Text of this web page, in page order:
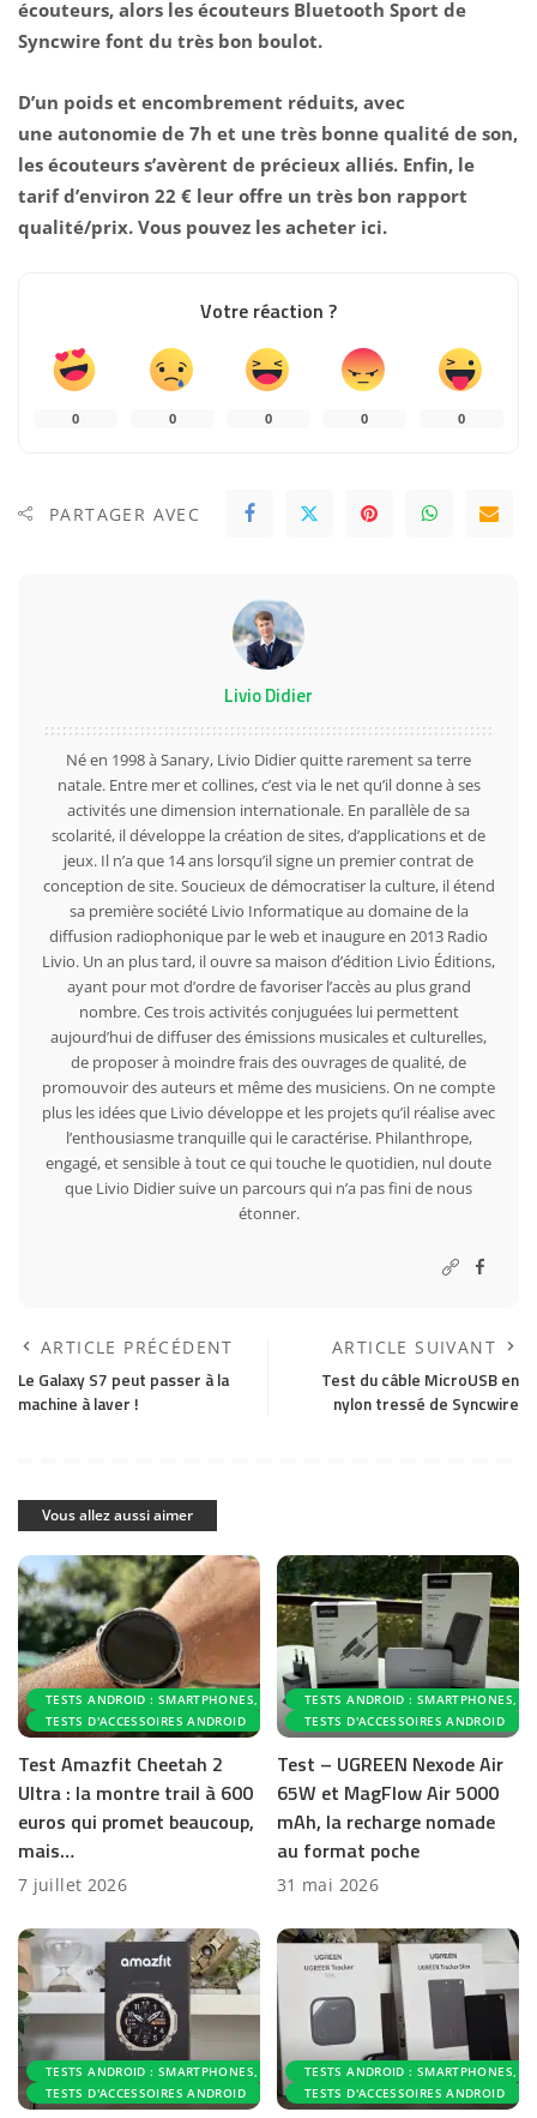
écouteurs, alors les écouteurs Bluetooth Sport de
Syncwire font du très bon boulot.
D’un poids et encombrement réduits, avec
une autonomie de 7h et une très bonne qualité de son,
les écouteurs s’avèrent de précieux alliés. Enfin, le
tarif d’environ 22 € leur offre un très bon rapport
qualité/prix. Vous pouvez les acheter ici.
Votre réaction ?
0 0 0 0 0
PARTAGER AVEC
Livio Didier
Né en 1998 à Sanary, Livio Didier quitte rarement sa terre
natale. Entre mer et collines, c’est via le net qu’il donne à ses
activités une dimension internationale. En parallèle de sa
scolarité, il développe la création de sites, d’applications et de
jeux. Il n’a que 14 ans lorsqu’il signe un premier contrat de
conception de site. Soucieux de démocratiser la culture, il étend
sa première société Livio Informatique au domaine de la
diffusion radiophonique par le web et inaugure en 2013 Radio
Livio. Un an plus tard, il ouvre sa maison d’édition Livio Éditions,
ayant pour mot d’ordre de favoriser l’accès au plus grand
nombre. Ces trois activités conjuguées lui permettent
aujourd’hui de diffuser des émissions musicales et culturelles,
de proposer à moindre frais des ouvrages de qualité, de
promouvoir des auteurs et même des musiciens. On ne compte
plus les idées que Livio développe et les projets qu’il réalise avec
l’enthousiasme tranquille qui le caractérise. Philanthrope,
engagé, et sensible à tout ce qui touche le quotidien, nul doute
que Livio Didier suive un parcours qui n’a pas fini de nous
étonner.
ARTICLE PRÉCÉDENT
Le Galaxy S7 peut passer à la
machine à laver !
ARTICLE SUIVANT
Test du câble MicroUSB en
nylon tressé de Syncwire
Vous allez aussi aimer
TESTS ANDROID : SMARTPHONES, ACCESSOIRES ET APPLICATIONS
TESTS D'ACCESSOIRES ANDROID
Test Amazfit Cheetah 2
Ultra : la montre trail à 600
euros qui promet beaucoup,
mais…
7 juillet 2026
TESTS ANDROID : SMARTPHONES,
TESTS D'ACCESSOIRES ANDROID
Test – UGREEN Nexode Air
65W et MagFlow Air 5000
mAh, la recharge nomade
au format poche
31 mai 2026
TESTS ANDROID : SMARTPHONES, ACCESSOIRES ET APPLICATIONS
TESTS D'ACCESSOIRES ANDROID
TESTS ANDROID : SMARTPHONES,
TESTS D'ACCESSOIRES ANDROID